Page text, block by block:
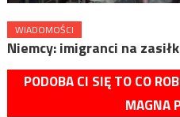
WIADOMOŚCI
Niemcy: imigranci na
PODOBA CI SIĘ TO CO
MAGNA